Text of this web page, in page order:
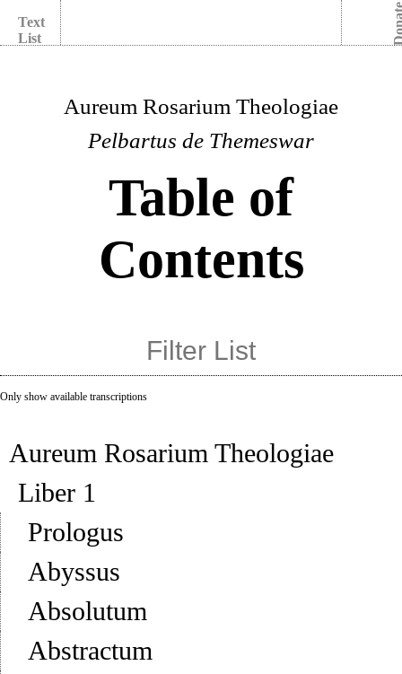
Text
List
Aureum Rosarium Theologiae
Pelbartus de Themeswar
Table of
Contents
Only show available transcriptions
Aureum Rosarium Theologiae
Liber 1
Prologus
Abyssus
Absolutum
Abstractum